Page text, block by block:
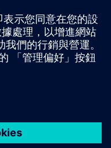
供採購部門使用），請
，之後我們將透過電子